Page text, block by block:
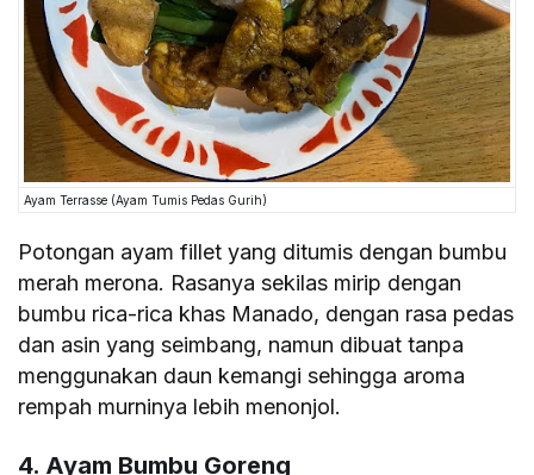
Ayam Terrasse (Ayam Tumis Pedas Gurih)
Potongan ayam fillet yang ditumis dengan bumbu
merah merona. Rasanya sekilas mirip dengan
bumbu rica-rica khas Manado, dengan rasa pedas
dan asin yang seimbang, namun dibuat tanpa
menggunakan daun kemangi sehingga aroma
rempah murninya lebih menonjol.
4. Ayam Bumbu Goreng